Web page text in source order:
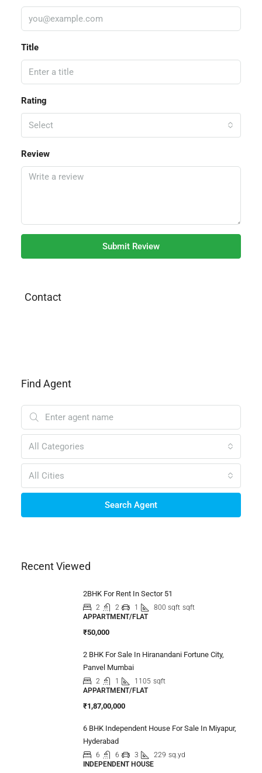
Title
Rating
Select
Review
Submit Review
Contact
Find Agent
All Categories
All Cities
Search Agent
Recent Viewed
2BHK For Rent In Sector 51
2 2 1 800 sqft sqft
APPARTMENT/FLAT
₹50,000
2 BHK For Sale In Hiranandani Fortune City,
Panvel Mumbai
2 1 1105 sqft
APPARTMENT/FLAT
₹1,87,00,000
6 BHK Independent House For Sale In Miyapur,
Hyderabad
6 6 3 229 sq.yd
INDEPENDENT HOUSE